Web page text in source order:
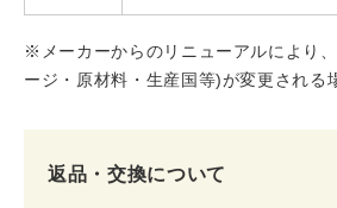
※メーカーからのリニューアルにより
ージ・原材料・生産国等)が変更される
返品・交換について